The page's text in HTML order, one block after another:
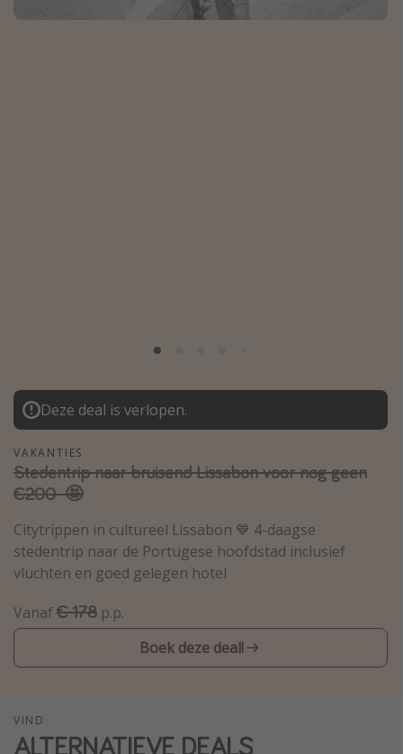
Thailand
Vakantieparken
Single reizen
Zonvakanties
Rondreizen
Meer onderwerpen
Reisblog
Reiskalender
25 beste pretparken
Beste keukens ter wereld
Disneyland Parijs
Strandvakantie in Italië
Deze deal is verlopen.
VAKANTIES
Stedentrip naar bruisend Lissabon voor nog geen
€200 🤩
Citytrippen in cultureel Lissabon 💙 4-daagse
stedentrip naar de Portugese hoofdstad inclusief
vluchten en goed gelegen hotel
Vanaf€ 178 p.p.
Boek deze deal!
VIND
ALTERNATIEVE DEALS